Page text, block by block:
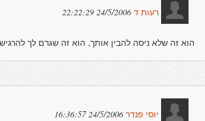
רעות ד 24/5/2006 22:22:29
הוא זה שלא ניסה להבין אותך, הוא זה שגרם לך
יוסי פנדר 24/5/2006 16:36:57